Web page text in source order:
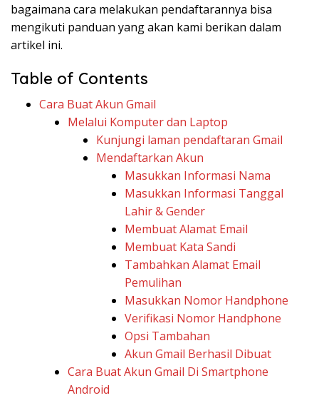
bagaimana cara melakukan pendaftarannya bisa
mengikuti panduan yang akan kami berikan dalam
artikel ini.
Table of Contents
Cara Buat Akun Gmail
Melalui Komputer dan Laptop
Kunjungi laman pendaftaran Gmail
Mendaftarkan Akun
Masukkan Informasi Nama
Masukkan Informasi Tanggal
Lahir & Gender
Membuat Alamat Email
Membuat Kata Sandi
Tambahkan Alamat Email
Pemulihan
Masukkan Nomor Handphone
Verifikasi Nomor Handphone
Opsi Tambahan
Akun Gmail Berhasil Dibuat
Cara Buat Akun Gmail Di Smartphone
Android